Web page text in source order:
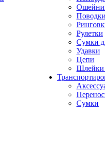
Рулетки
Сумки
Удавки
Цепи
Шлейки
Сумки